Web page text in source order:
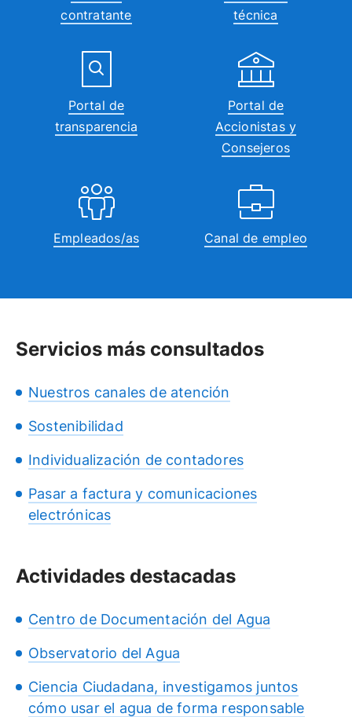
contratante
técnica
Portal de
transparencia
Portal de
Accionistas y
Consejeros
Empleados/as Canal de empleo
Servicios más consultados
Nuestros canales de atención
Sostenibilidad
Individualización de contadores
Pasar a factura y comunicaciones
electrónicas
Actividades destacadas
Centro de Documentación del Agua
Observatorio del Agua
Ciencia Ciudadana, investigamos juntos
cómo usar el agua de forma responsable